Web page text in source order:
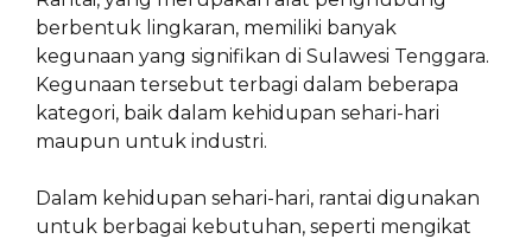
berbentuk lingkaran, memiliki banyak
kegunaan yang signifikan di Sulawesi Tenggara.
Kegunaan tersebut terbagi dalam beberapa
kategori, baik dalam kehidupan sehari-hari
maupun untuk industri.
Dalam kehidupan sehari-hari, rantai digunakan
untuk berbagai kebutuhan, seperti mengikat